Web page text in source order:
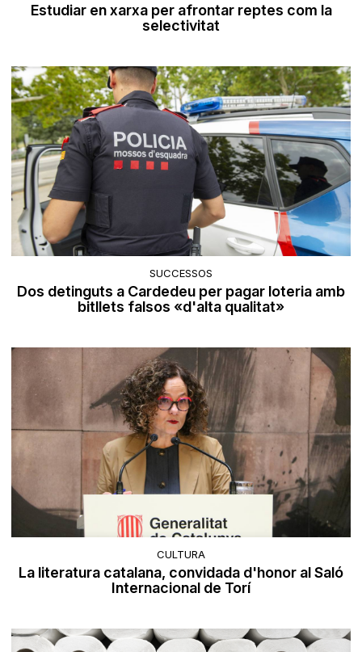
Estudiar en xarxa per afrontar reptes com la
selectivitat
SUCCESSOS
Dos detinguts a Cardedeu per pagar loteria amb
bitllets falsos «d'alta qualitat»
CULTURA
La literatura catalana, convidada d'honor al Saló
Internacional de Torí